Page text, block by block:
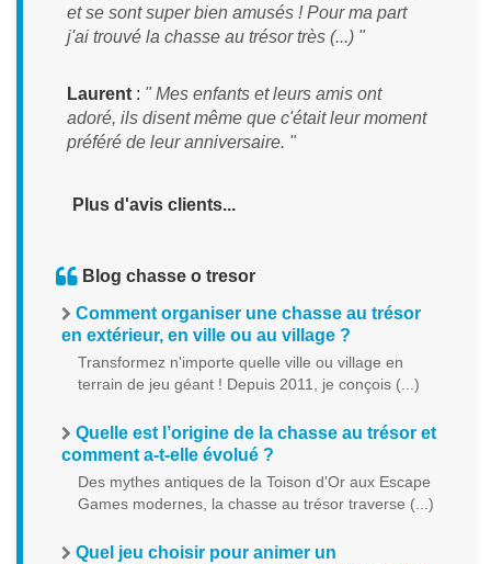
et se sont super bien amusés ! Pour ma part
j'ai trouvé la chasse au trésor très (...) "
Laurent : " Mes enfants et leurs amis ont
adoré, ils disent même que c'était leur moment
préféré de leur anniversaire. "
Plus d'avis clients...
Blog chasse o tresor
Comment organiser une chasse au trésor
en extérieur, en ville ou au village ?
Transformez n'importe quelle ville ou village en
terrain de jeu géant ! Depuis 2011, je conçois (...)
Quelle est l’origine de la chasse au trésor et
comment a-t-elle évolué ?
Des mythes antiques de la Toison d'Or aux Escape
Games modernes, la chasse au trésor traverse (...)
Quel jeu choisir pour animer un